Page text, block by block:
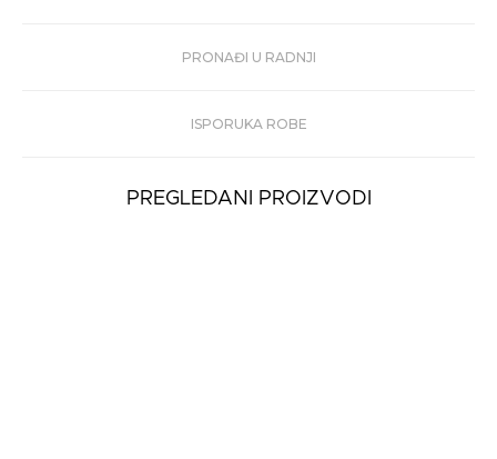
PRONAĐI U RADNJI
ISPORUKA ROBE
PREGLEDANI PROIZVODI